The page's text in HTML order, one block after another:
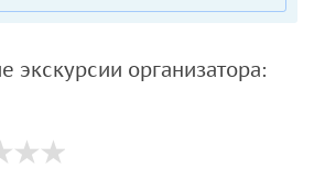
экскурсии организатора: